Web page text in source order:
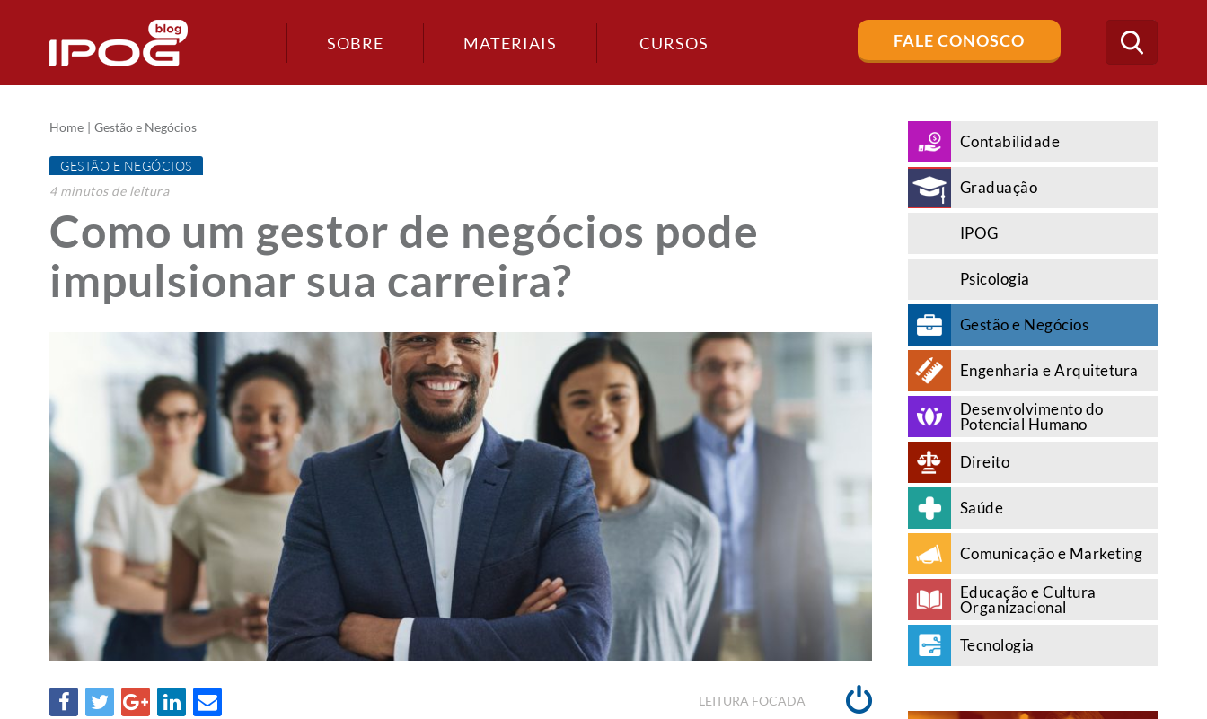
SOBRE MATERIAIS CURSOS FALE CONOSCO
Buscar
no
blog
Home Gestão e Negócios
GESTÃO E NEGÓCIOS
4 minutosde leitura
Como um gestor de negócios pode
impulsionar sua carreira?
LEITURA FOCADA
Contabilidade
Graduação
IPOG
Psicologia
Gestão e Negócios
Engenharia e Arquitetura
Desenvolvimento do
Potencial Humano
Direito
Saúde
Comunicação e Marketing
Educação e Cultura
Organizacional
Tecnologia